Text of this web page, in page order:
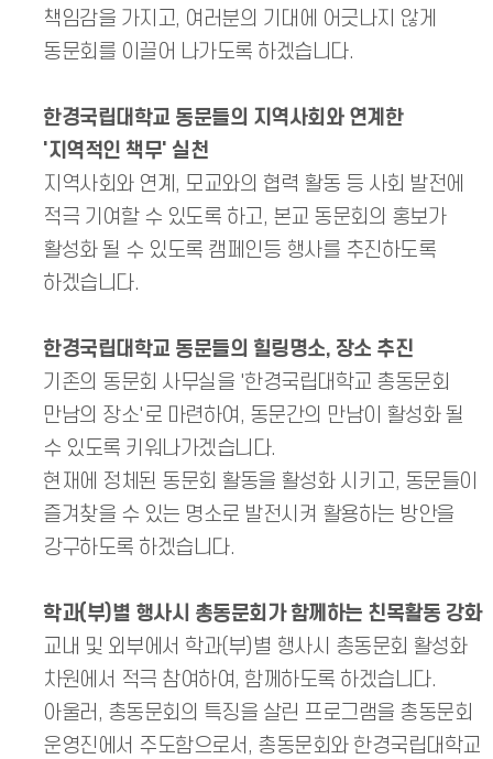
책임감을 가지고, 여러분의 기대에 어긋나지 않게
동문회를 이끌어 나가도록 하겠습니다.
한경국립대학교 동문들의 지역사회와 연계한
'지역적인 책무' 실천
지역사회와 연계, 모교와의 협력 활동 등 사회 발전에
적극 기여할 수 있도록 하고, 본교 동문회의 홍보가
활성화 될 수 있도록 캠페인등 행사를 추진하도록
하겠습니다.
한경국립대학교 동문들의 힐링명소, 장소 추진
기존의 동문회 사무실을 '한경국립대학교 총동문회
만남의 장소'로 마련하여, 동문간의 만남이 활성화 될
수 있도록 키워나가겠습니다.
현재에 정체된 동문회 활동을 활성화 시키고, 동문들이
즐겨찾을 수 있는 명소로 발전시켜 활용하는 방안을
강구하도록 하겠습니다.
학과(부)별 행사시 총동문회가 함께하는 친목활동 강화
교내 및 외부에서 학과(부)별 행사시 총동문회 활성화
차원에서 적극 참여하여, 함께하도록 하겠습니다.
아울러, 총동문회의 특징을 살린 프로그램을 총동문회
운영진에서 주도함으로서, 총동문회와 한경국립대학교